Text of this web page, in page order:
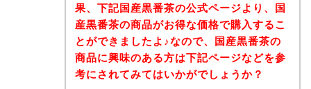
果、下記国産黒番茶の公式ページより、国
産黒番茶の商品がお得な価格で購入するこ
とができましたよ♪なので、国産黒番茶の
商品に興味のある方は下記ページなどを参
考にされてみてはいかがでしょうか？